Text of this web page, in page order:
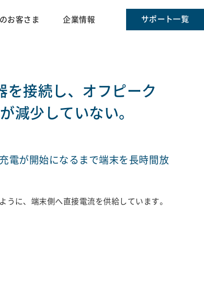
お客さま 企業情報 サポート一覧
を接続し、オフピーク
減少していない。
電が開始になるまで端末を長時間放
に、端末側へ直接電流を供給しています。